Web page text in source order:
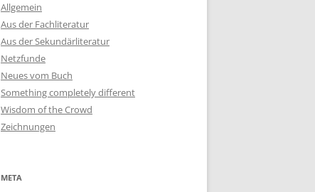
Allgemein
Aus der Fachliteratur
Aus der Sekundärliteratur
Netzfunde
Neues vom Buch
Something completely different
Wisdom of the Crowd
Zeichnungen
META